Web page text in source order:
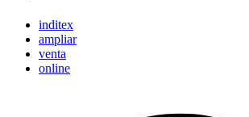
inditex
ampliar
venta
online